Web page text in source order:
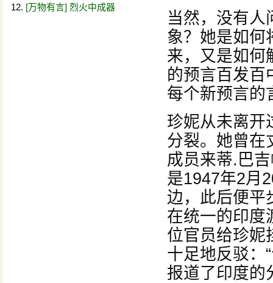
[万物有言] 烈火中成器
当然，没有人
象？她是如何
来，又是如何
的预言百发百
每个新预言的
珍妮从未离开
分裂。她曾在
成员来蒂.巴
是1947年2月
边，此后便平
在统一的印度
位官员给珍妮
十足地反驳：
报道了印度的